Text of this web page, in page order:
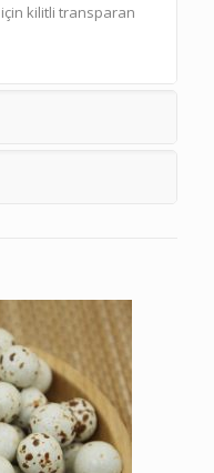
kilitli transparan